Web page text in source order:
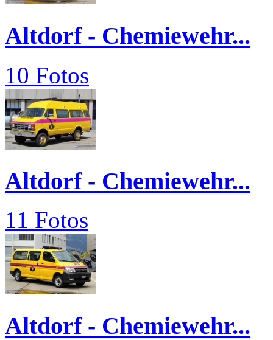
Altdorf - Chemiewehr...
10 Fotos
Altdorf - Chemiewehr...
11 Fotos
Altdorf - Chemiewehr...